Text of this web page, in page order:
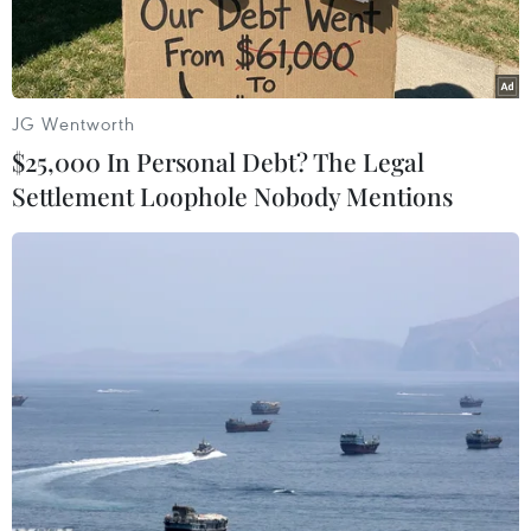
vực Kashmir phía Ấn Độ quản lý đã lên án
mạnh mẽ vụ tấn công bằng lựu đạn nhằm vào
một khu chợ đông đúc ở thành phố Srinagar
khiến nhiều người bị thương.
JG Wentworth
$25,000 In Personal Debt? The Legal
Settlement Loophole Nobody Mentions